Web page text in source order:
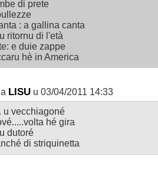
di prete
: a gallina canta
ritornu di l'età
e duie zappe
hè in America
LISU u 03/04/2011 14:33
u vecchiagoné
hé gira
dutoré
di striquinetta